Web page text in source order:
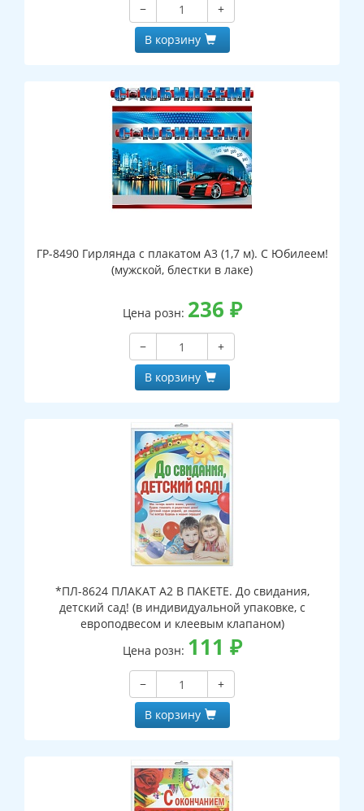
−
+
В корзину
ГР-8490 Гирлянда с плакатом А3 (1,7 м). С Юбилеем!
(мужской, блестки в лаке)
Цена розн: 236 ₽
−
+
В корзину
*ПЛ-8624 ПЛАКАТ А2 В ПАКЕТЕ. До свидания,
детский сад! (в индивидуальной упаковке, с
европодвесом и клеевым клапаном)
Цена розн: 111 ₽
−
+
В корзину